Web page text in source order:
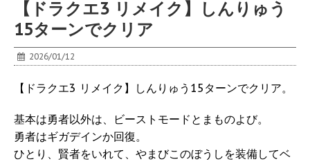
【ドラクエ3 リメイク】しんりゅう
15ターンでクリア
2026/01/12
【ドラクエ3 リメイク】しんりゅう15ターンでクリア。
基本は勇者以外は、ビーストモードとまものよび。
勇者はギガデインか回復。
ひとり、賢者をいれて、やまびこのぼうしを装備してベ